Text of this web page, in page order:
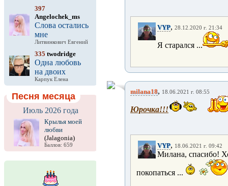
397
Angelochek_ms
Слова остались
мне
Литвинкович Евгений
335 twodridge
Одна любовь
на двоих
Карпук Елена
Песня месяца
Июль 2026 года
Крылья моей
любви
(Jalagonia)
Баллов: 659
VYP, 28.12.2020 г. 21:34
Я старался ...
milana18, 18.06.2021 г. 08:55
Юрочка!!!
VYP, 18.06.2021 г. 09:42
Милана, спасибо!
покопаться ...